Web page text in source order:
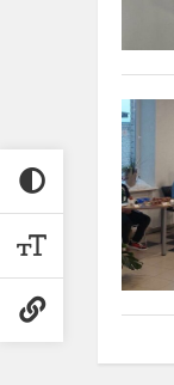
Svarbi
diena